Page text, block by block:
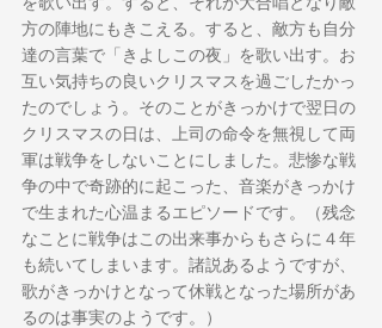
方の陣地にもきこえる。すると、敵方も自分
達の言葉で「きよしこの夜」を歌い出す。お
互い気持ちの良いクリスマスを過ごしたかっ
たのでしょう。そのことがきっかけで翌日の
クリスマスの日は、上司の命令を無視して両
軍は戦争をしないことにしました。悲惨な戦
争の中で奇跡的に起こった、音楽がきっかけ
で生まれた心温まるエピソードです。（残念
なことに戦争はこの出来事からもさらに４年
も続いてしまいます。諸説あるようですが、
歌がきっかけとなって休戦となった場所があ
るのは事実のようです。）